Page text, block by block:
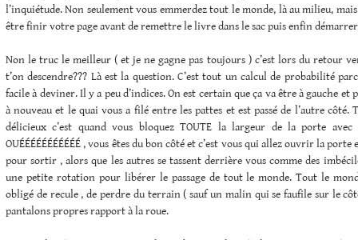
l’inquiétude. Non seulement vous emmerdez tout le monde, là au milieu,
être finir votre page avant de remettre le livre dans le sac puis enfin
Non le truc le meilleur ( et je ne gagne pas toujours ) c’est lors du retour
t’on descendre??? Là est la question. C’est tout un calcul de probabilité
facile à deviner. Il y a peu d’indices. On est certain que ça va être à gauche et
à nouveau et le quai vous a filé entre les pattes et est passé de l’autre côté.
délicieux c’est quand vous bloquez TOUTE la largeur de la porte
OUÉÉÉÉÉÉÉÉÉÉÉ , vous êtes du bon côté et c’est vous qui allez ouvrir la porte
pour sortir , alors que les autres se tassent derrière vous comme des
une petite rotation pour libérer le passage de tout le monde. Tout le
obligé de recule , de perdre du terrain ( sauf un malin qui se faufile sur le
pantalons propres rapport à la roue.